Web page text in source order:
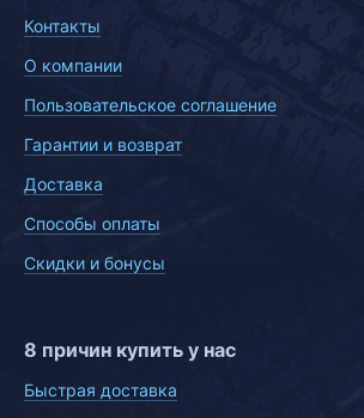
Контакты
О компании
Пользовательское соглашение
Гарантии и возврат
Доставка
Способы оплаты
Скидки и бонусы
8 причин купить у нас
Быстрая доставка